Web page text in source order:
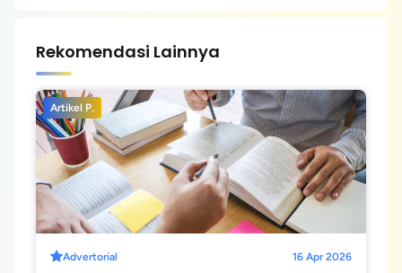
Rekomendasi Lainnya
Artikel P.
Advertorial 16 Apr 2026